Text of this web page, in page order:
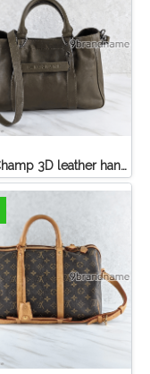
Long Champ 3D leather handbag